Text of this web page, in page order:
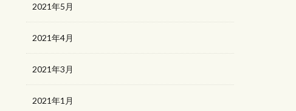
2021年5月
2021年4月
2021年3月
2021年1月